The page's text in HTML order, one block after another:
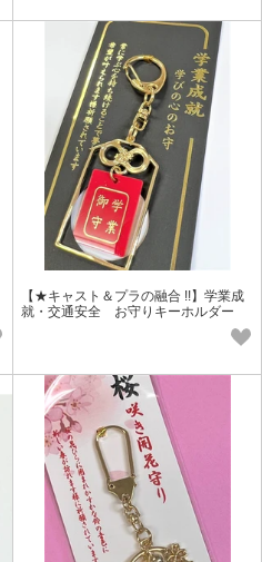
【★キャスト＆プラの融合 !!】学業成
就・交通安全 お守りキーホルダー